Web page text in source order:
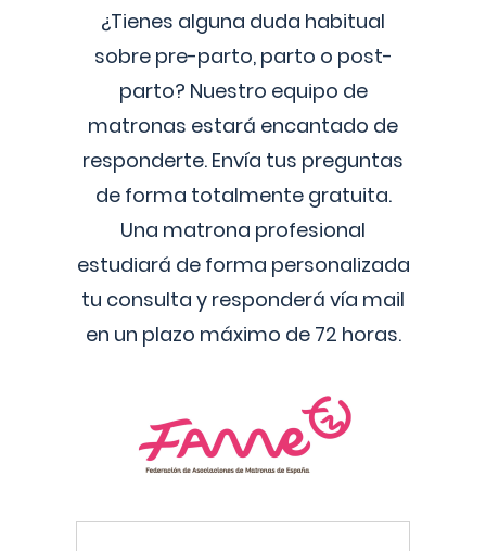
¿Tienes alguna duda habitual
sobre pre-parto, parto o post-
parto? Nuestro equipo de
matronas estará encantado de
responderte. Envía tus preguntas
de forma totalmente gratuita.
Una matrona profesional
estudiará de forma personalizada
tu consulta y responderá vía mail
en un plazo máximo de 72 horas.